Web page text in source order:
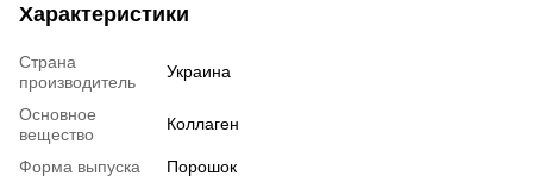
Характеристики
Страна
производитель
Украина
Основное
вещество
Коллаген
Форма выпуска
Порошок